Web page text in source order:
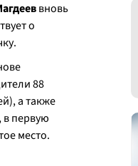
вновь
о
88
а также
первую
место.